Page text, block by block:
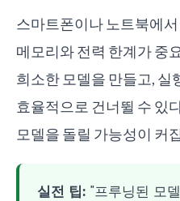
스마트폰이나 노트북에
메모리와 전력 한계가 중
희소한 모델을 만들고, 실
효율적으로 건너뛸 수 있
모델을 돌릴 가능성이 커
실전 팁: "프루닝된 모